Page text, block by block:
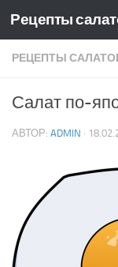
Skip to content
Рецепты
РЕЦЕПТЫ
Салат по-
АВТОР: ADMIN ·